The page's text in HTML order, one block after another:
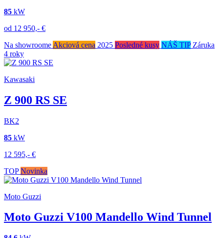
85 kW
od 12 950,- €
Na showroome Akciová cena 2025 Posledné kusy NÁŠ TIP Záruka
4 roky
Kawasaki
Z 900 RS SE
BK2
85 kW
12 595,- €
TOP Novinka
Moto Guzzi
Moto Guzzi V100 Mandello Wind Tunnel